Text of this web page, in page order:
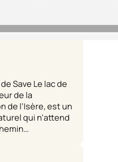
Save Le lac de
de la
de l’Isère, est un
qui n’attend